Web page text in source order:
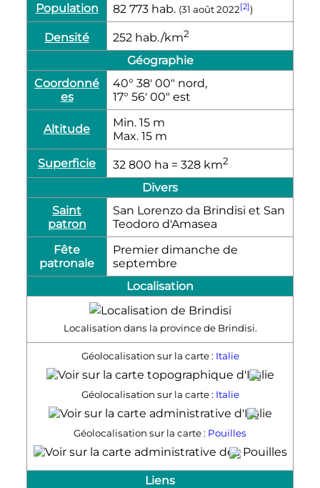
Population 82 773 hab. (31 août 2022[2])
Densité 252 hab./km2
Géographie
Coordonné
es
40° 38′ 00″ nord,
17° 56′ 00″ est
Altitude Min. 15 m
Max. 15 m
Superficie
32 800 ha = 328 km2
Divers
Saint
patron
San Lorenzo da Brindisi et San
Teodoro d'Amasea
Fête
patronale
Premier dimanche de
septembre
Localisation
Localisation dans la province de Brindisi.
Géolocalisation sur la carte : Italie
Brindisi
Géolocalisation sur la carte : Italie
Brindisi
Géolocalisation sur la carte : Pouilles
Liens